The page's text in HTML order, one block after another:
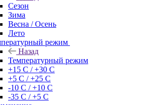
Сезон
Зима
Весна / Осень
Лето
режим
Назад
Температурный режим
+15 С / +30 С
+5 С / +25 С
-10 С / +10 С
-35 С / +5 С